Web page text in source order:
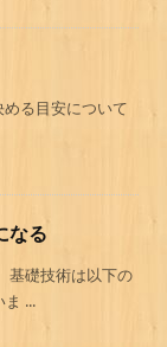
る目安について
なる
基礎技術は以下の
...